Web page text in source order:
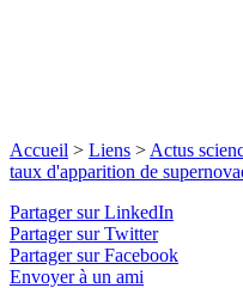
Accueil > Liens > Actus
taux d'apparition de
Partager sur LinkedIn
Partager sur Twitter
Partager sur Facebook
Envoyer à un ami